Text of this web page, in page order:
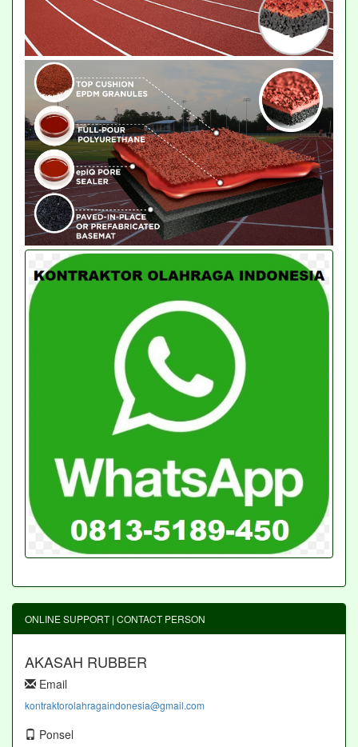
ONLINE SUPPORT | CONTACT PERSON
AKASAH RUBBER
Email
kontraktorolahragaindonesia@gmail.com
Ponsel